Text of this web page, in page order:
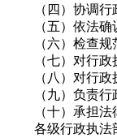
（四）协调行政
（五）依法确
（六）检查规范
（七）对行政执
（八）对行政执
（九）负责行政
（十）承担法律
各级行政执法部